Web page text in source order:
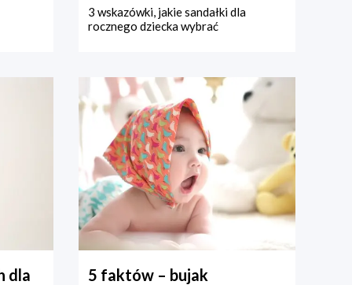
3 wskazówki, jakie sandałki dla
rocznego dziecka wybrać
dla
5 faktów – bujak